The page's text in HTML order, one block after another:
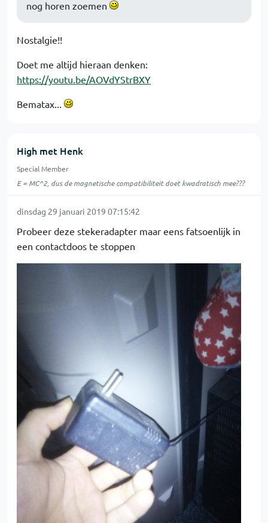
nog horen zoemen
Nostalgie!!
Doet me altijd hieraan denken:
https://youtu.be/AOVdYStrBXY
Bematax...
High met Henk
Special Member
E = MC^2, dus de magnetische compatibiliteit doet kwadratisch mee???
dinsdag 29 januari 2019 07:15:42
Probeer deze stekeradapter maar eens fatsoenlijk in
een contactdoos te stoppen